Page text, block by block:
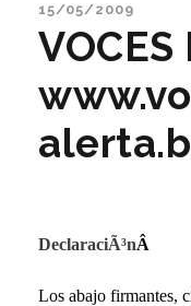
15/05/2009
VOCES
DeclaraciÃ³nÂ
Los abajo firmantes,